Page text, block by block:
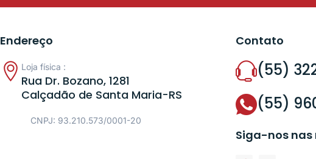
Endereço
Loja física :
Rua Dr. Bozano, 1281
Calçadão de Santa Maria-RS
CNPJ: 93.210.573/0001-20
Contato
(55)
(55)
Siga-nos nas